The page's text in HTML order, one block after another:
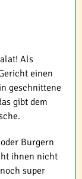
Als
einen
geschnittene
gibt dem
Burgern
ihnen nicht
super